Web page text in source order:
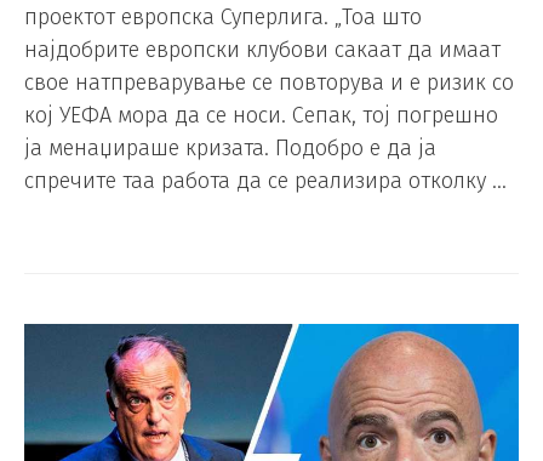
проектот европска Суперлига. „Тоа што
најдобрите европски клубови сакаат да имаат
свое натпреварување се повторува и е ризик со
кој УЕФА мора да се носи. Сепак, тој погрешно
ја менаџираше кризата. Подобро е да ја
спречите таа работа да се реализира отколку …